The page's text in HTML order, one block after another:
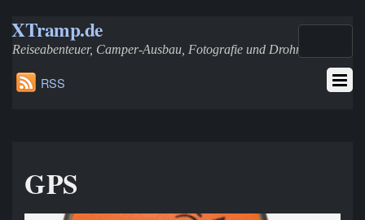
XTramp.de
Reiseabenteuer, Camper-Ausbau, Fotografie und Drohnen
RSS
GPS